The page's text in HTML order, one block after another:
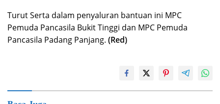
Turut Serta dalam penyaluran bantuan ini MPC
Pemuda Pancasila Bukit Tinggi dan MPC Pemuda
Pancasila Padang Panjang. (Red)